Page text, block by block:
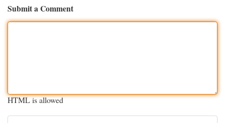
Submit a Comment
HTML is allowed